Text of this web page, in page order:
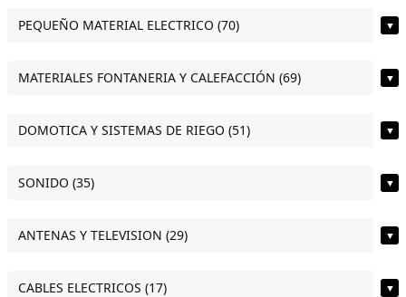
PEQUEÑO MATERIAL ELECTRICO (70) ▼
MATERIALES FONTANERIA Y CALEFACCIÓN (69) ▼
DOMOTICA Y SISTEMAS DE RIEGO (51) ▼
SONIDO (35) ▼
ANTENAS Y TELEVISION (29) ▼
CABLES ELECTRICOS (17) ▼